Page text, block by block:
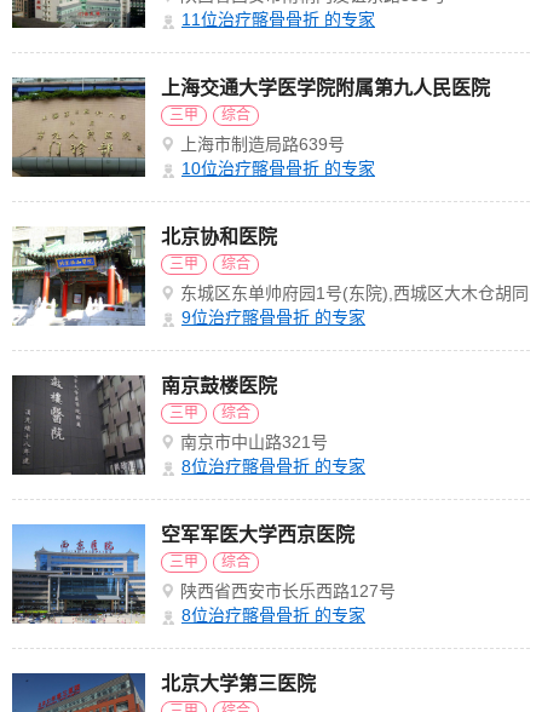
11位治疗髂骨骨折 的专家
上海交通大学医学院附属第九人民医院
三甲 综合
上海市制造局路639号
10位治疗髂骨骨折 的专家
北京协和医院
三甲 综合
东城区东单帅府园1号(东院),西城区大木仓胡同
41号(西院)
9位治疗髂骨骨折 的专家
南京鼓楼医院
三甲 综合
南京市中山路321号
8位治疗髂骨骨折 的专家
空军军医大学西京医院
三甲 综合
陕西省西安市长乐西路127号
8位治疗髂骨骨折 的专家
北京大学第三医院